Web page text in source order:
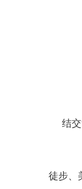
结
徒步、